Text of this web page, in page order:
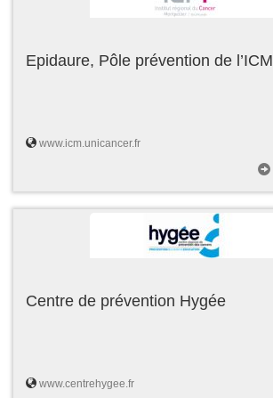
Epidaure, Pôle prévention de l’ICM
www.icm.unicancer.fr
Centre de prévention Hygée
www.centrehygee.fr